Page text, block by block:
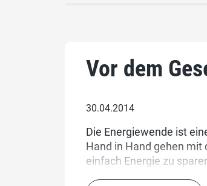
Vor dem
30.04.2014
Die Energiewende ist
Hand in Hand gehen
einfach Energie zu